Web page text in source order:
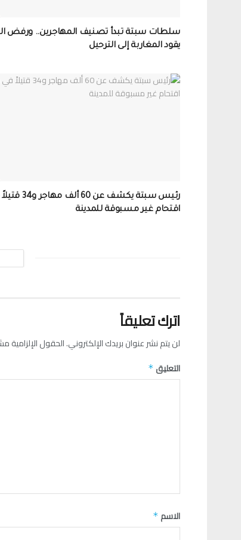
سلطات سبتة تبدأ تصنيف المهاجرين.. ورفض
يقود المغاربة إلى الترحيل
رئيس سبتة يكشف
اقتحام غير مسبوقة للمدينة
اترك تعليقاً
لن يتم نشر عنوان بريدك الإلكتروني.الحقول الإلزامية
التعليق *
الاسم *